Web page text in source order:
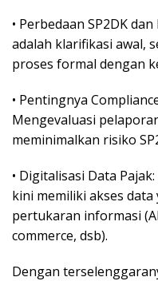
• Perbedaan SP2DK
adalah klarifikasi awal,
proses formal dengan
• Pentingnya
Mengevaluasi
meminimalkan risiko
• Digitalisasi Data
kini memiliki akses
pertukaran informasi
commerce, dsb).
Dengan